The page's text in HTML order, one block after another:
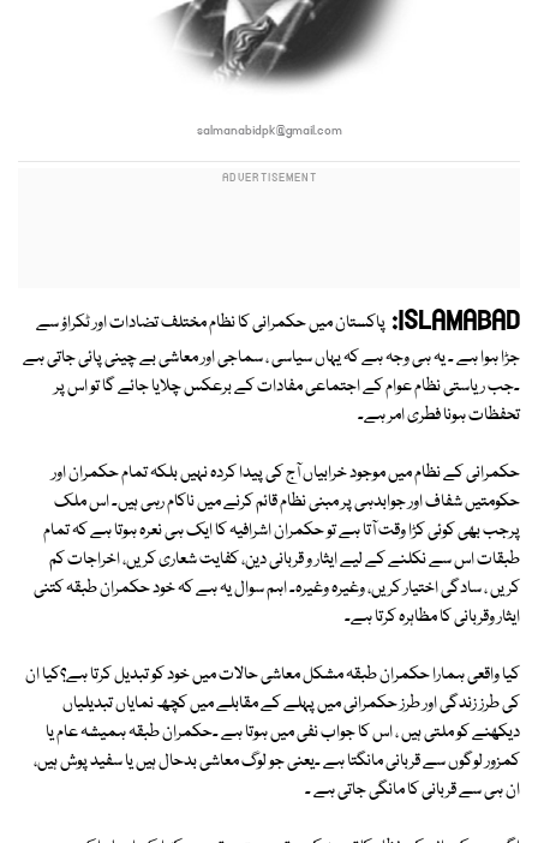
salmanabidpk@gmail.com
ISLAMABAD: پاکستان میں حکمرانی کا نظام مختلف تضادات اور ٹکراؤ سے
جڑا ہوا ہے ۔ یہ ہی وجہ ہے کہ یہاں سیاسی ، سماجی اور معاشی بے چینی پائی جاتی ہے
۔جب ریاستی نظام عوام کے اجتماعی مفادات کے برعکس چلایا جائے گا تو اس پر
تحفظات ہونا فطری امر ہے۔
حکمرانی کے نظام میں موجود خرابیاں آج کی پیدا کردہ نہیں بلکہ تمام حکمران اور
حکومتیں شفاف اور جوابدہی پر مبنی نظام قائم کرنے میں ناکام رہی ہیں۔ اس ملک
پرجب بھی کوئی کڑا وقت آتا ہے تو حکمران اشرافیہ کا ایک ہی نعرہ ہوتا ہے کہ تمام
طبقات اس سے نکلنے کے لیے ایثار و قربانی دین، کفایت شعاری کریں، اخراجات کم
کریں ، سادگی اختیار کریں، وغیرہ وغیرہ۔ اہم سوال یہ ہے کہ خود حکمران طبقہ کتنی
ایثار وقربانی کا مظاہرہ کرتا ہے۔
کیا واقعی ہمارا حکمران طبقہ مشکل معاشی حالات میں خود کو تبدیل کرتا ہے؟کیا ان
کی طرز زندگی اور طرز حکمرانی میں پہلے کے مقابلے میں کچھ نمایاں تبدیلیاں
دیکھنے کو ملتی ہیں ، اس کا جواب نفی میں ہوتا ہے ۔حکمران طبقہ ہمیشہ عام یا
کمزور لوگوں سے قربانی مانگتا ہے ۔یعنی جو لوگ معاشی بدحال ہیں یا سفید پوش ہیں،
ان ہی سے قربانی کا مانگی جاتی ہے ۔